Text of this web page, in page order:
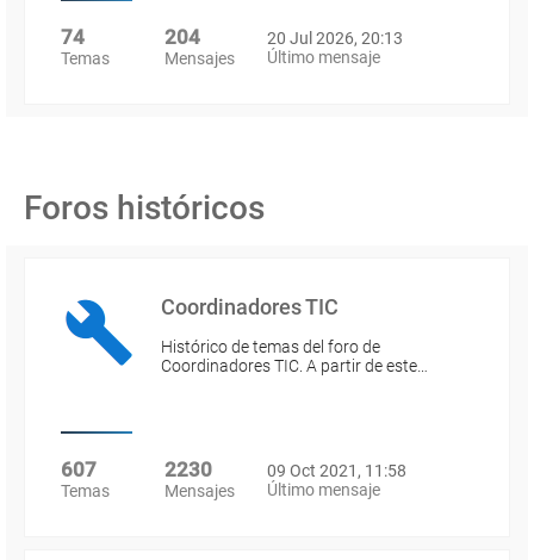
74
Temas
204
Mensajes
20 Jul 2026, 20:13
Último mensaje
Foros históricos
Coordinadores TIC
Histórico de temas del foro de
Coordinadores TIC. A partir de este…
607
Temas
2230
Mensajes
09 Oct 2021, 11:58
Último mensaje